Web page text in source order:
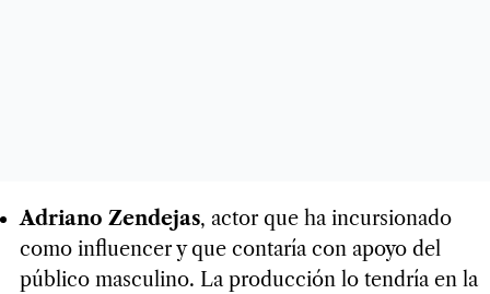
Adriano Zendejas, actor que ha incursionado
como influencer y que contaría con apoyo del
público masculino. La producción lo tendría en la